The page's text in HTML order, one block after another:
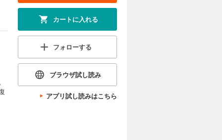
カートに入れる
フォローする
ブラウザ試し読み
アプリ試し読みはこちら